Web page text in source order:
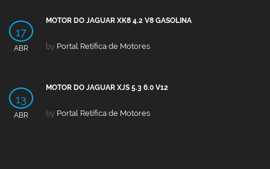
17
ABR
MOTOR DO JAGUAR XK8 4.2 V8 GASOLINA
by Portal Retífica de Motores
13
ABR
MOTOR DO JAGUAR XJS 5.3 6.0 V12
by Portal Retífica de Motores